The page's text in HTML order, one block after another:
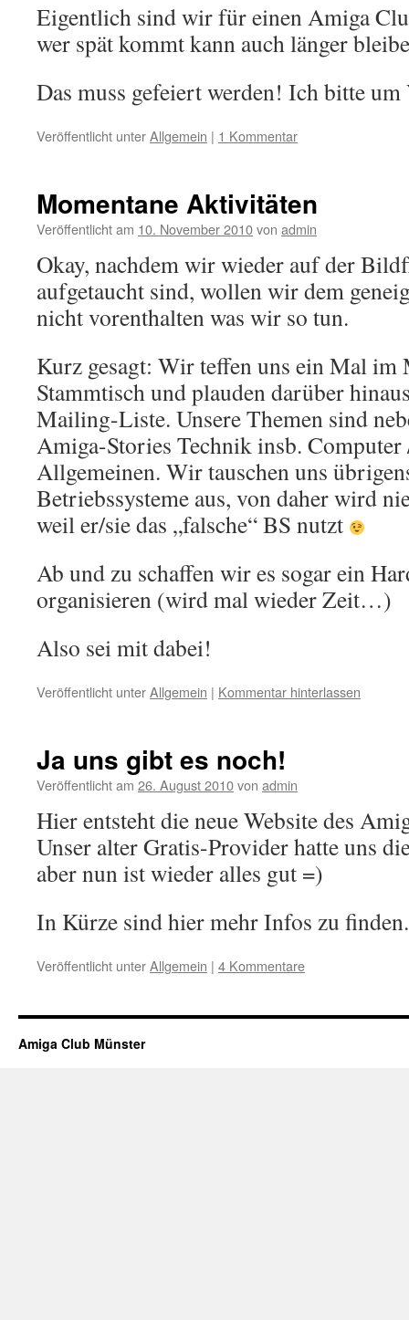
Eigentlich sind wir für einen Amiga
wer spät kommt kann auch länger
Das muss gefeiert werden! Ich bitte
Veröffentlicht unterAllgemein | 1 Kommentar
Momentane Aktivitäten
Veröffentlicht am 10. November 2010von admin
Okay, nachdem wir wieder auf der
aufgetaucht sind, wollen wir dem
nicht vorenthalten was wir so tun.
Kurz gesagt: Wir teffen uns ein Mal im
Stammtisch und plauden darüber
Mailing-Liste. Unsere Themen sind
Amiga-Stories Technik insb.
Allgemeinen. Wir tauschen uns
Betriebssysteme aus, von daher wird
weil er/sie das „falsche“ BS nutzt
Ab und zu schaffen wir es sogar ein
organisieren (wird mal wieder Zeit…)
Also sei mit dabei!
Veröffentlicht unterAllgemein | Kommentar hinterlassen
Ja uns gibt es noch!
Veröffentlicht am 26. August 2010von admin
Hier entsteht die neue Website des
Unser alter Gratis-Provider hatte uns
aber nun ist wieder alles gut =)
In Kürze sind hier mehr Infos zu
Veröffentlicht unterAllgemein | 4 Kommentare
Amiga Club Münster